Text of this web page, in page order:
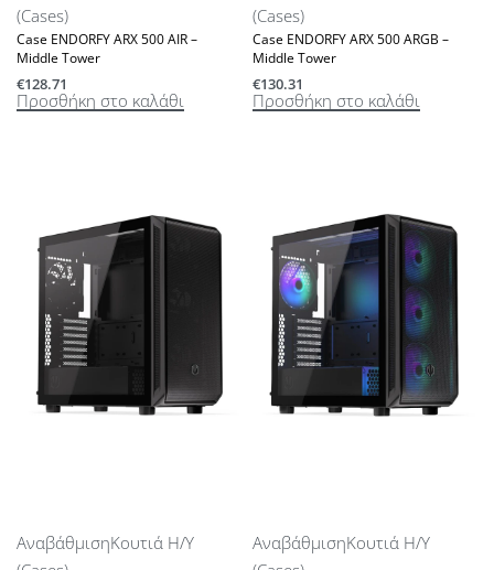
(Cases)
Case ENDORFY ARX 500 AIR –
Middle Tower
€128.71
Προσθήκη στο καλάθι
(Cases)
Case ENDORFY ARX 500 ARGB –
Middle Tower
€130.31
Προσθήκη στο καλάθι
ΑναβάθμισηΚουτιά Η/Υ
ΑναβάθμισηΚουτιά Η/Υ